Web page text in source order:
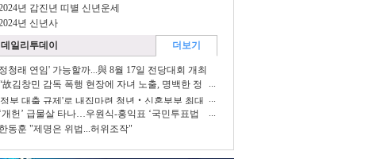
년 갑진년 띠별 신년운세
년 신년사
데일리투데이 더보기
정청래 연임' 가능할까...與 8월 17일 전당대회 개최
...
故김창민 감독 폭행 현장에 자녀 노출, 명백한 정
적 아동학대행위로 처벌
부 대출 규제'로 내집마련 청년‧신혼부부 최대
1억까지 대출 부담 늘어
...
‘개헌’ 급물살 타나…우원식-홍익표 ‘국민투표법
개정’ 필요 공감
한동훈 "제명은 위법...허위조작"